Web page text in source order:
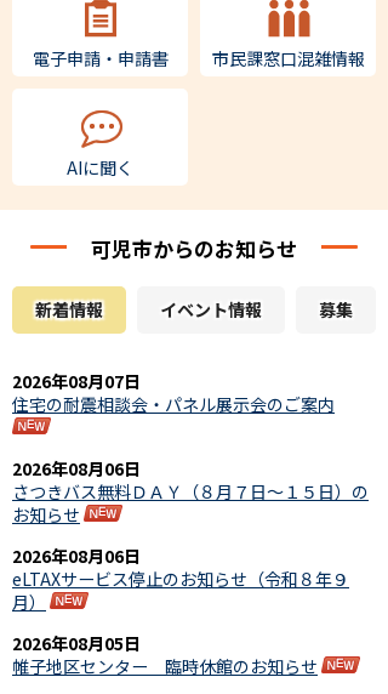
電子申請・申請書 市民課窓口混雑情報
AIに聞く
可児市からのお知らせ
新着情報 イベント情報 募集
2026年08月07日
住宅の耐震相談会・パネル展示会のご案内
2026年08月06日
さつきバス無料ＤＡＹ（８月７日～１５日）の
お知らせ
2026年08月06日
eLTAXサービス停止のお知らせ（令和８年９
月）
2026年08月05日
帷子地区センター 臨時休館のお知らせ